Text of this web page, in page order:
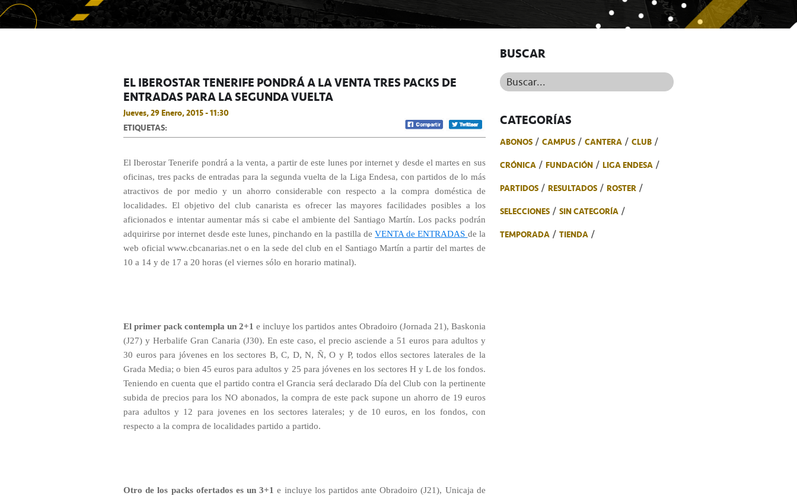
EL IBEROSTAR TENERIFE PONDRÁ A LA VENTA TRES PACKS DE
ENTRADAS PARA LA SEGUNDA VUELTA
Jueves, 29 Enero, 2015 - 11:30
ETIQUETAS:
El Iberostar Tenerife pondrá a la venta, a partir de este lunes por internet y desde el martes en sus
oficinas, tres packs de entradas para la segunda vuelta de la Liga Endesa, con partidos de lo más
atractivos de por medio y un ahorro considerable con respecto a la compra doméstica de
localidades. El objetivo del club canarista es ofrecer las mayores facilidades posibles a los
aficionados e intentar aumentar más si cabe el ambiente del Santiago Martín. Los packs podrán
adquirirse por internet desde este lunes, pinchando en la pastilla deVENTA de ENTRADAS de la
web oficial www.cbcanarias.net o en la sede del club en el Santiago Martín a partir del martes de
10 a 14 y de 17 a 20 horas (el viernes sólo en horario matinal).
El primer pack contempla un 2+1 e incluye los partidos antes Obradoiro (Jornada 21), Baskonia
(J27) y Herbalife Gran Canaria (J30). En este caso, el precio asciende a 51 euros para adultos y
30 euros para jóvenes en los sectores B, C, D, N, Ñ, O y P, todos ellos sectores laterales de la
Grada Media; o bien 45 euros para adultos y 25 para jóvenes en los sectores H y L de los fondos.
Teniendo en cuenta que el partido contra el Grancia será declarado Día del Club con la pertinente
subida de precios para los NO abonados, la compra de este pack supone un ahorro de 19 euros
para adultos y 12 para jovenes en los sectores laterales; y de 10 euros, en los fondos, con
respecto a la compra de localidades partido a partido.
Otro de los packs ofertados es un 3+1 e incluye los partidos ante Obradoiro (J21), Unicaja de
BUSCAR
Buscar...
CATEGORÍAS
ABONOS CAMPUS CANTERA
CLUB
CRÓNICA
FUNDACIÓN
LIGA ENDESA
PARTIDOS
RESULTADOS
ROSTER
SELECCIONES
SIN CATEGORÍA
TEMPORADA
TIENDA